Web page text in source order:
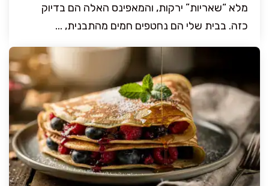
מלא “שאריות” ירקות, והמאפינס האלה הם בדיוק
כזה. בבית שלי הם נחטפים חמים מהתבנית, ...